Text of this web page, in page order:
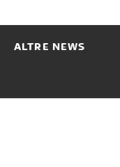
ALTRE NEWS